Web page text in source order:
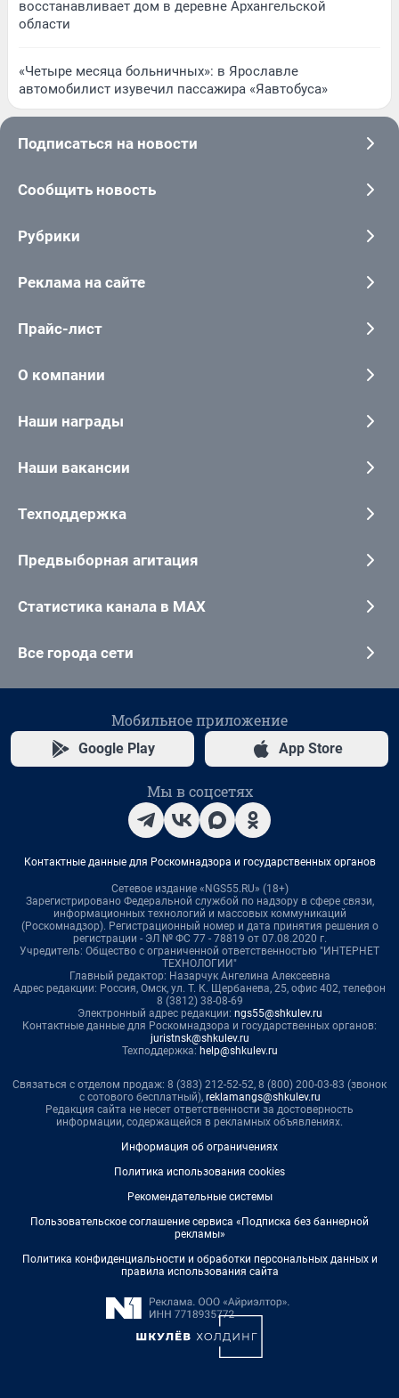
восстанавливает дом в деревне Архангельской
области
«Четыре месяца больничных»: в Ярославле
автомобилист изувечил пассажира «Яавтобуса»
Подписаться на новости
Сообщить новость
Рубрики
Реклама на сайте
Прайс-лист
О компании
Наши награды
Наши вакансии
Техподдержка
Предвыборная агитация
Статистика канала в MAX
Все города сети
Мобильное приложение
Google Play App Store
Мы в соцсетях
Контактные данные для Роскомнадзора и государственных органов
Сетевое издание «NGS55.RU» (18+)
Зарегистрировано Федеральной службой по надзору в сфере связи,
информационных технологий и массовых коммуникаций
(Роскомнадзор). Регистрационный номер и дата принятия решения о
регистрации - ЭЛ № ФС 77 - 78819 от 07.08.2020 г.
Учредитель: Общество с ограниченной ответственностью "ИНТЕРНЕТ
ТЕХНОЛОГИИ"
Главный редактор: Назарчук Ангелина Алексеевна
Адрес редакции: Россия, Омск, ул. Т. К. Щербанева, 25, офис 402, телефон
8 (3812) 38-08-69
Электронный адрес редакции: ngs55@shkulev.ru
Контактные данные для Роскомнадзора и государственных органов:
juristnsk@shkulev.ru
Техподдержка: help@shkulev.ru
Связаться с отделом продаж: 8 (383) 212-52-52, 8 (800) 200-03-83 (звонок
с сотового бесплатный), reklamangs@shkulev.ru
Редакция сайта не несет ответственности за достоверность
информации, содержащейся в рекламных объявлениях.
Информация об ограничениях
Политика использования cookies
Рекомендательные системы
Пользовательское соглашение сервиса «Подписка без баннерной
рекламы»
Политика конфиденциальности и обработки персональных данных и
правила использования сайта